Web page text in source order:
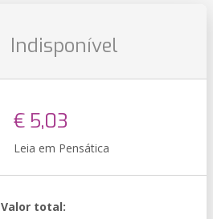
Indisponível
€ 5,03
Leia em Pensática
Valor total: